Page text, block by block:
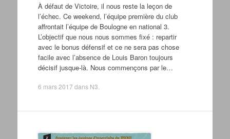
À défaut de Victoire, il nous reste la leçon de
l’échec. Ce weekend, l’équipe première du club
affrontait l’équipe de Boulogne en national 3.
L’objectif que nous nous sommes fixé : repartir
avec le bonus défensif et ce ne sera pas chose
facile avec l’absence de Louis Baron toujours
décisif jusque-là. Nous commençons par le…
6 mars 2017 dans N3